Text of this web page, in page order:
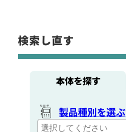
検索し直す
本体を探す
製品種別を選ぶ